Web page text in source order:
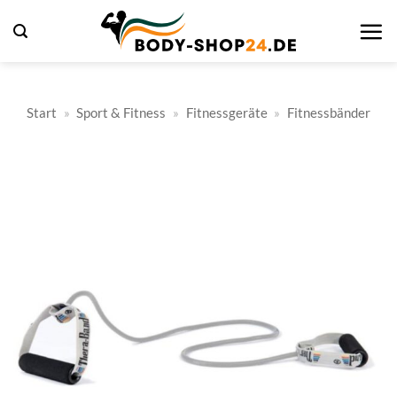
Inhalt
Start » Sport & Fitness » Fitnessgeräte » Fitnessbänder